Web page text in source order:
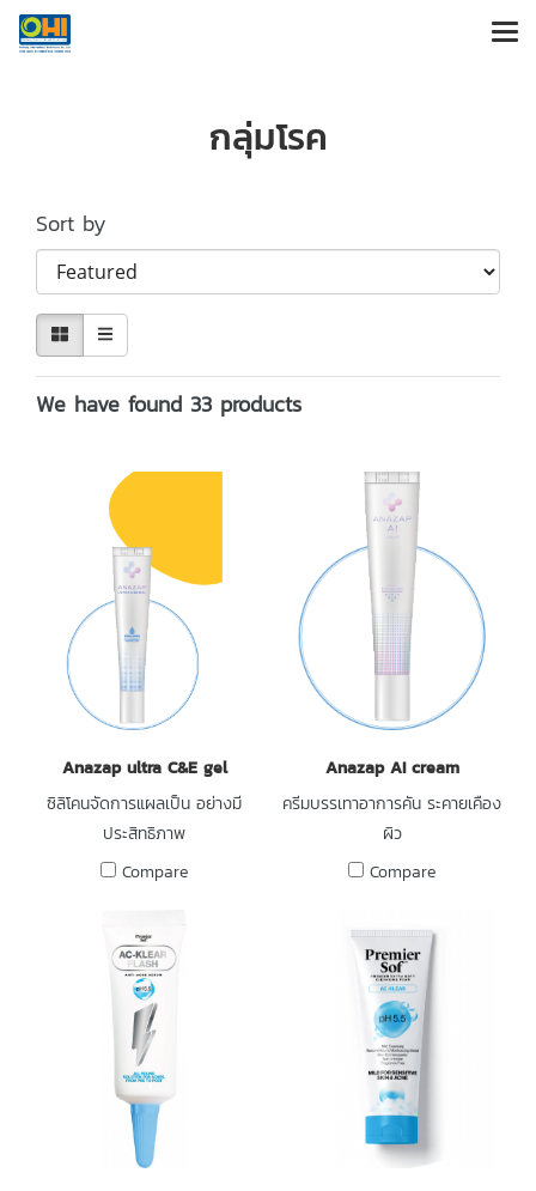
กลุ่มโรค
Sort by
We have found 33 products
Anazap ultra C&E gel
ซิลิโคนจัดการแผลเป็น อย่างมี
ประสิทธิภาพ
Compare
Anazap AI cream
ครีมบรรเทาอาการคัน ระคายเคือง
ผิว
Compare